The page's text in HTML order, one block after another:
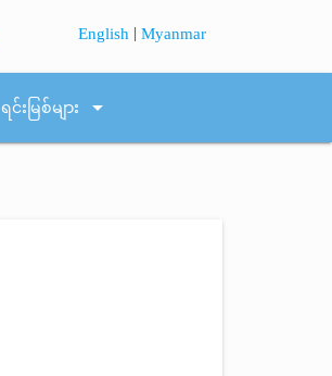
English |Myanmar
ရင်းမြစ်များ arrow_drop_down